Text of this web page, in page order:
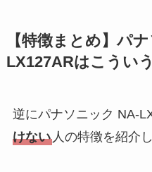
【特徴まとめ】パ
LX127ARはこうい
逆にパナソニック NA-
けない人の特徴を紹介し